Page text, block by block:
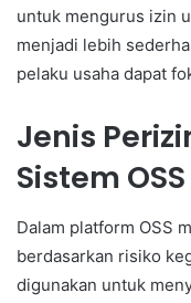
untuk mengurus izin
menjadi lebih
pelaku usaha dapat
Jenis
Sistem OSS
Dalam platform OSS
berdasarkan risiko
digunakan untuk